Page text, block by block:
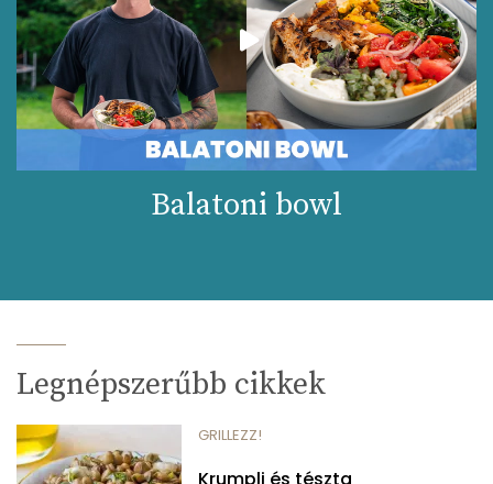
Balatoni bowl
Legnépszerűbb cikkek
GRILLEZZ!
Krumpli és tészta